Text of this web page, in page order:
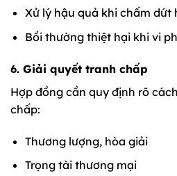
Xử lý hậu quả khi chấm dứt
Bồi thường thiệt hại khi vi
6. Giải quyết tranh chấp
Hợp đồng cần quy định rõ
chấp:
Thương lượng, hòa giải
Trọng tài thương mại